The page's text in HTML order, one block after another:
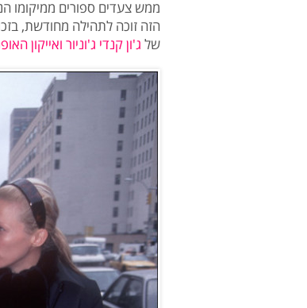
ממש צעדים ספורים ממיקומו
הזה זוכה לתהילה מחודשת,
של ג'ון קנדי ג'וניור ואייקון